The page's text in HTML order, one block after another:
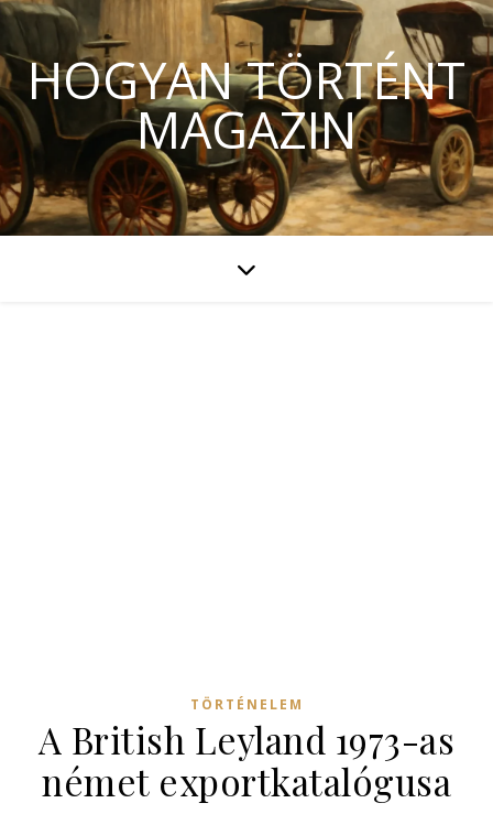
HOGYAN TÖRTÉNT
MAGAZIN
TÖRTÉNELEM
A British Leyland 1973-as
német exportkatalógusa